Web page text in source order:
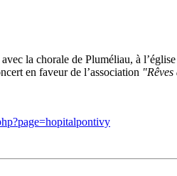
la chorale de Pluméliau, à
en faveur de l’association